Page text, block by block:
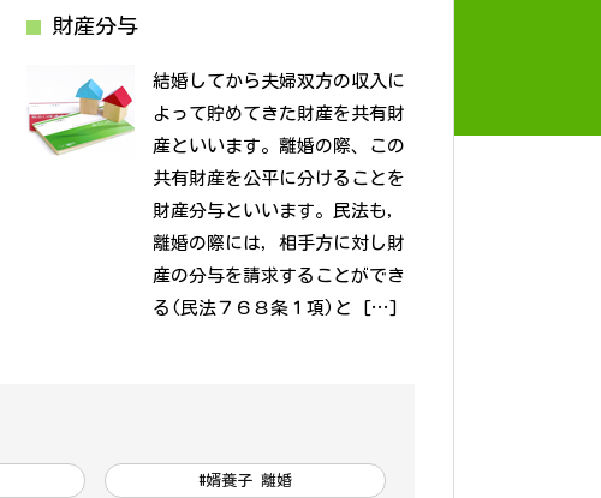
財産分与
結婚してから夫婦双方の収入に
よって貯めてきた財産を共有財
産といいます。離婚の際、この
共有財産を公平に分けることを
財産分与といいます。民法も，
離婚の際には，相手方に対し財
産の分与を請求することができ
る(民法７６８条１項)と […]
#婿養子 離婚